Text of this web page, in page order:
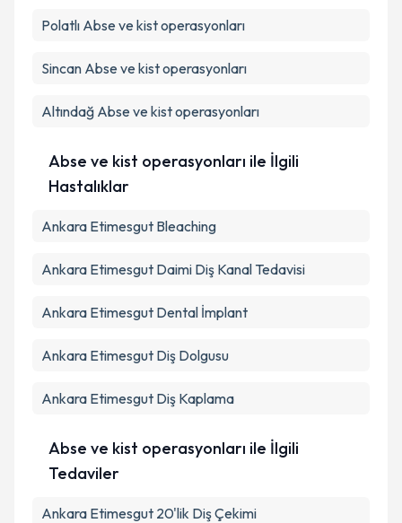
Polatlı Abse ve kist operasyonları
Sincan Abse ve kist operasyonları
Altındağ Abse ve kist operasyonları
Abse ve kist operasyonları ile İlgili
Hastalıklar
Ankara Etimesgut Bleaching
Ankara Etimesgut Daimi Diş Kanal Tedavisi
Ankara Etimesgut Dental İmplant
Ankara Etimesgut Diş Dolgusu
Ankara Etimesgut Diş Kaplama
Abse ve kist operasyonları ile İlgili
Tedaviler
Ankara Etimesgut 20'lik Diş Çekimi